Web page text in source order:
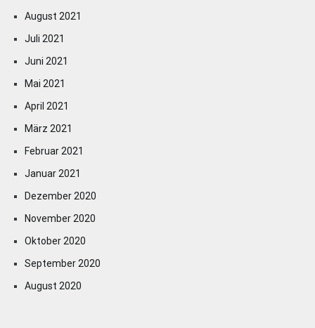
August 2021
Juli 2021
Juni 2021
Mai 2021
April 2021
März 2021
Februar 2021
Januar 2021
Dezember 2020
November 2020
Oktober 2020
September 2020
August 2020